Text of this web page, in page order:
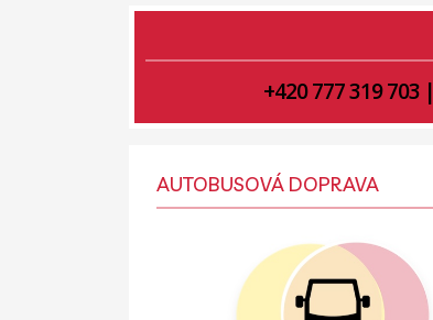
+420 777 319 703|
AUTOBUSOVÁ DOPRAVA